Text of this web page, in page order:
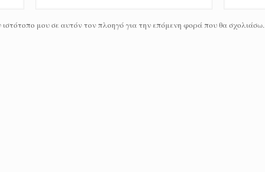
μου σε αυτόν τον πλοηγό για την επόμενη φορά που θα σχολιάσω.